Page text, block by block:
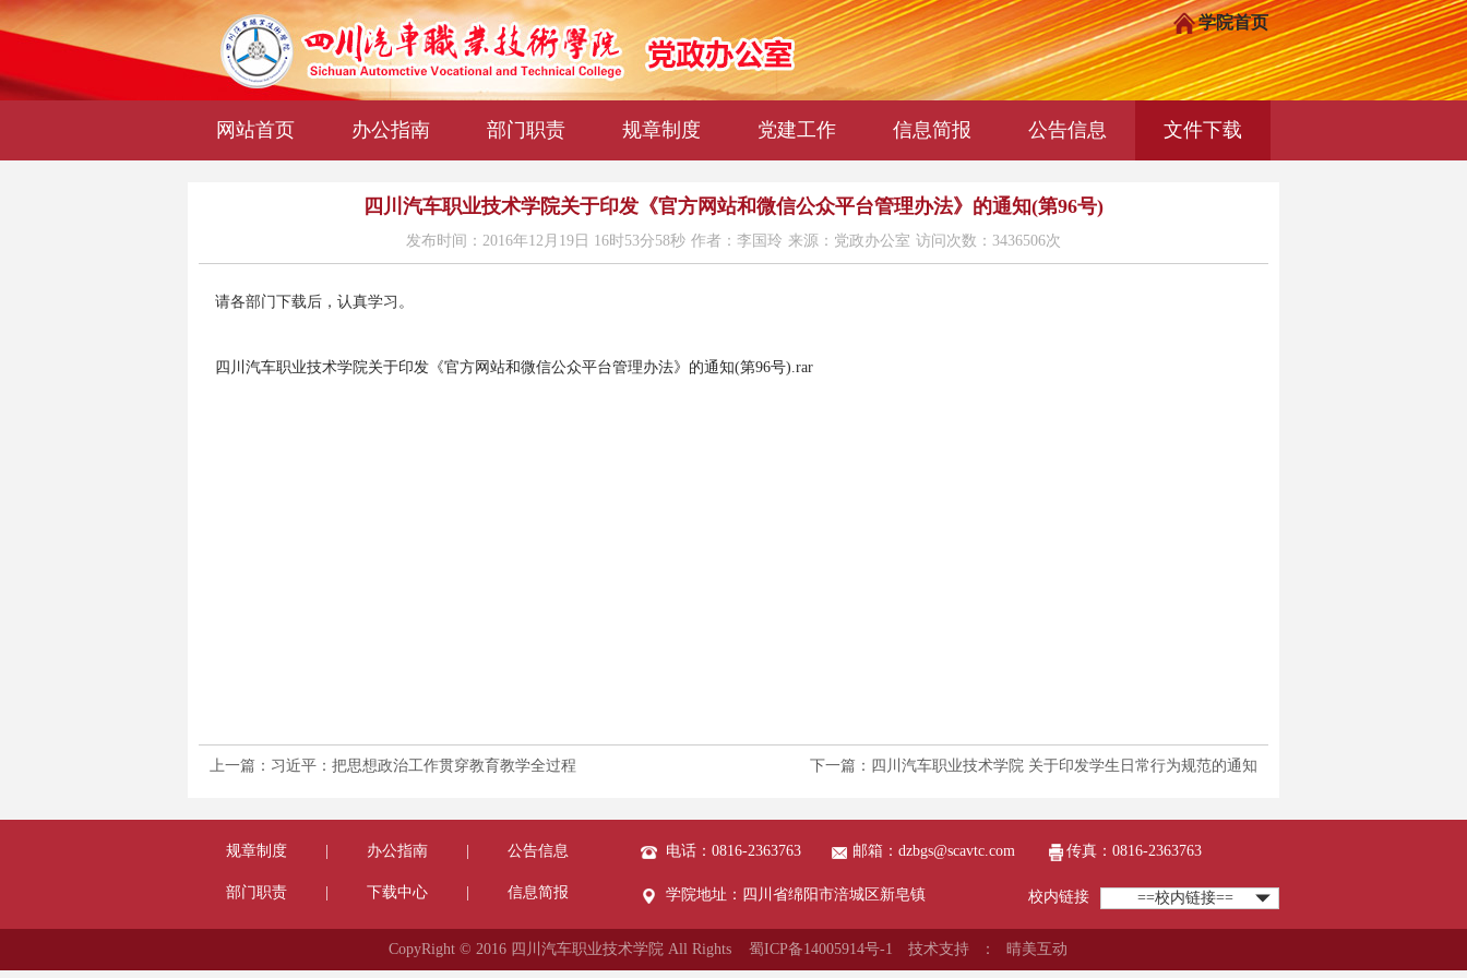
学院首页
网站首页 办公指南 部门职责 规章制度 党建工作 信息简报 公告信息 文件下载
四川汽车职业技术学院关于印发《官方网站和微信公众平台管理办法》的通知(第96号)
发布时间：2016年12月19日 16时53分58秒 作者：李国玲 来源：党政办公室 访问次数：3436506次
请各部门下载后，认真学习。
四川汽车职业技术学院关于印发《官方网站和微信公众平台管理办法》的通知(第96号).rar
上一篇：习近平：把思想政治工作贯穿教育教学全过程 下一篇：四川汽车职业技术学院 关于印发学生日常行为规范的通知
规章制度 办公指南 公告信息
部门职责 下载中心 信息简报
电话：0816-2363763 邮箱：dzbgs@scavtc.com 传真：0816-2363763
学院地址：四川省绵阳市涪城区新皂镇 校内链接 ==校内链接==
CopyRight © 2016 四川汽车职业技术学院 All Rights 蜀ICP备14005914号-1 技术支持 ： 晴美互动